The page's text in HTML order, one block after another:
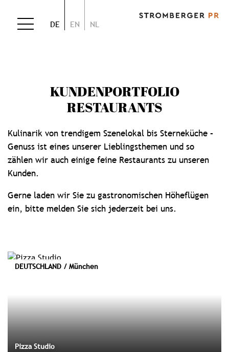
DE EN NL
KUNDEN­PORTFOLIO
RESTAURANTS
Kulinarik von trendigem Szenelokal bis Sterneküche –
Genuss ist eines unserer Lieblingsthemen und so
zählen wir auch einige feine Restaurants zu unseren
Kunden.
Gerne laden wir Sie zu gastronomischen Höheflügen
ein, bitte melden Sie sich jederzeit bei uns.
DEUTSCHLAND / München
Pizza Studio